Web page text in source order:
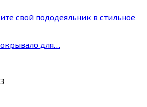
свой пододеяльник в стильное
для…